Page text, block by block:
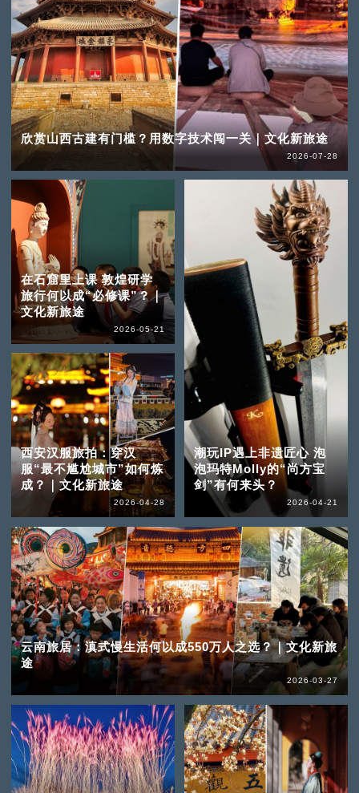
欣赏山西古建有门槛？用数字技术闯一关｜文化新旅途
2026-07-28
在石窟里上课 敦煌研学
旅行何以成“必修课”？｜
文化新旅途
2026-05-21
西安汉服旅拍：穿汉
服“最不尴尬城市”如何炼
成？｜文化新旅途
2026-04-28
潮玩IP遇上非遗匠心 泡
泡玛特Molly的“尚方宝
剑”有何来头？
2026-04-21
云南旅居：滇式慢生活何以成550万人之选？｜文化新旅
途
2026-03-27